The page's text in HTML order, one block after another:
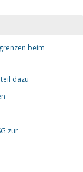
beim
dazu
zur